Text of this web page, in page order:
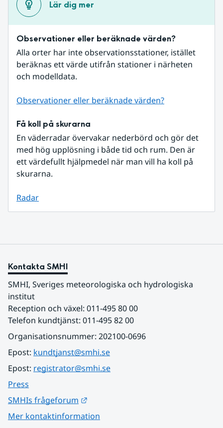
Lär dig mer
Observationer eller beräknade värden?
Alla orter har inte observationsstationer, istället
beräknas ett värde utifrån stationer i närheten
och modelldata.
Observationer eller beräknade värden?
Få koll på skurarna
En väderradar övervakar nederbörd och gör det
med hög upplösning i både tid och rum. Den är
ett värdefullt hjälpmedel när man vill ha koll på
skurarna.
Radar
Kontakta SMHI
SMHI, Sveriges meteorologiska och hydrologiska
institut
Reception och växel: 011-495 80 00
Telefon kundtjänst: 011-495 82 00
Organisationsnummer: 202100-0696
Epost: kundtjanst@smhi.se
Epost: registrator@smhi.se
Press
SMHIs frågeforum
Mer kontaktinformation